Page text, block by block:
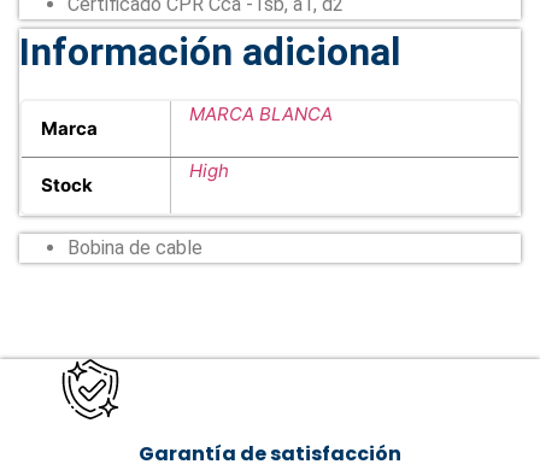
Información adicional
Marca
MARCA BLANCA
Stock
High
Bobina de cable
Garantía de satisfacción